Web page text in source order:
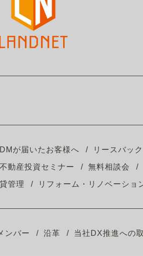
DMが届いたお客様へ リースバック
不動産投資セミナー 無料相談会
管理 リフォーム・リノベーショ
ンバー 沿革 当社DX推進への